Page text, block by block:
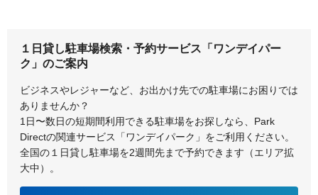
１日貸し駐車場検索・予約サービス「ワンデイパー
ク」のご案内
ビジネスやレジャーなど、お出かけ先での駐車場にお困りでは
ありませんか？
1日〜数日の短期間利用できる駐車場をお探しなら、Park
Directの関連サービス「ワンデイパーク」をご利用ください。
全国の１日貸し駐車場を2週間先まで予約できます（エリア拡
大中）。